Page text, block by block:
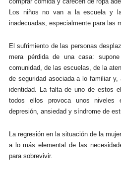
Los niños no van a la escuela y
inadecuadas, especialmente para las
El sufrimiento de las personas
mera pérdida de una casa:
comunidad, de las escuelas, de la
de seguridad asociada a lo familiar
identidad. La falta de uno de estos
todos ellos provoca unos niveles
depresión, ansiedad y síndrome de
La regresión en la situación de la
a lo más elemental de las
para sobrevivir.